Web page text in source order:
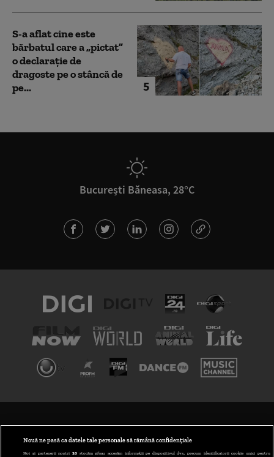
5
S-a aflat cine este
bărbatul care a „pictat”
o declarație de
dragoste pe o stâncă de
pe...
București Băneasa, 28°C
Nouă ne pasă ca datele tale personale să rămână confidențiale
Noi și partenerii noștri 30stocăm și/sau accesăm informații pe dispozitivul dvs., precum identificatorii cookie unici pentru